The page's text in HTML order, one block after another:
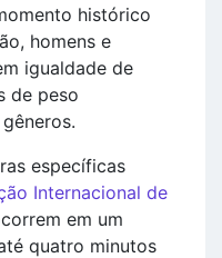
histórico
homens e
igualdade de
de peso
específicas
Internacional de
em um
quatro minutos